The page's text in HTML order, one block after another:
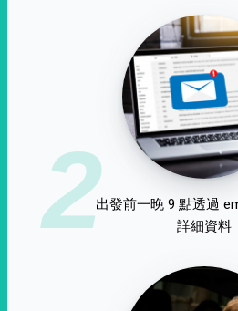
2出發前一晚 9 點透過
詳細資料